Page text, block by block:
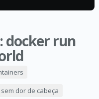
docker run
dor de cabeça